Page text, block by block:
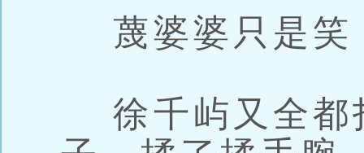
蔑婆婆只是笑
徐千屿又全都